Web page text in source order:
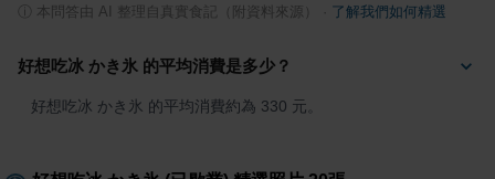
本問答由 AI 整理自真實食記（附資料來源） 了解我們如何精選
好想吃冰 かき氷 的平均消費是多少？
好想吃冰 かき氷 的平均消費約為 330 元。